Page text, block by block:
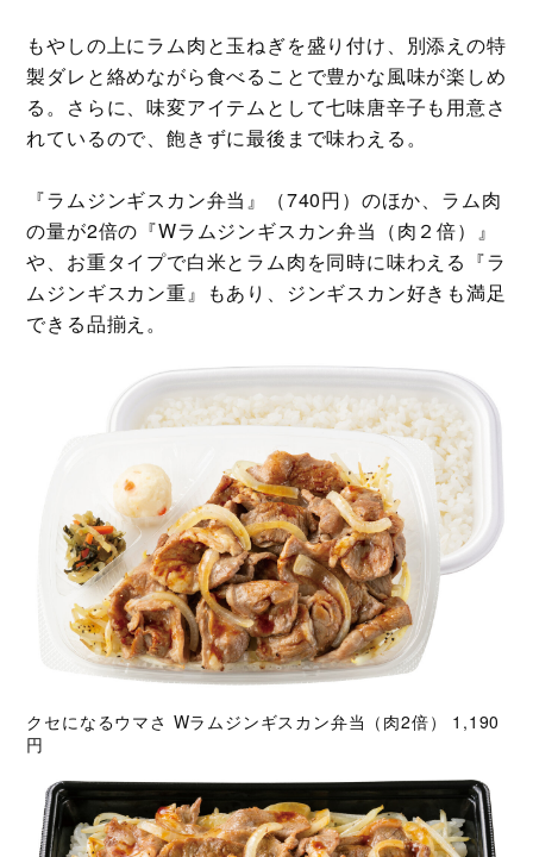
もやしの上にラム肉と玉ねぎを盛り付け、別添えの特
製ダレと絡めながら食べることで豊かな風味が楽しめ
る。さらに、味変アイテムとして七味唐辛子も用意さ
れているので、飽きずに最後まで味わえる。
『ラムジンギスカン弁当』（740円）のほか、ラム肉
の量が2倍の『Wラムジンギスカン弁当（肉２倍）』
や、お重タイプで白米とラム肉を同時に味わえる『ラ
ムジンギスカン重』もあり、ジンギスカン好きも満足
できる品揃え。
クセになるウマさ Wラムジンギスカン弁当（肉2倍） 1,190
円